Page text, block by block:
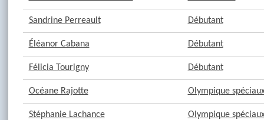
Sandrine Perreault Débutant
Éléanor Cabana Débutant
Félicia Tourigny Débutant
Océane Rajotte Olympique
Stéphanie Lachance Olympique